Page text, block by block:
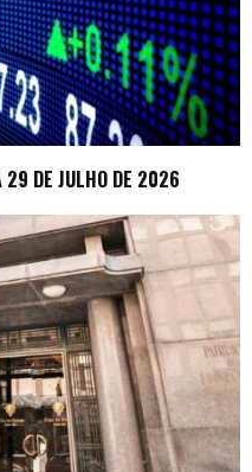
29 DE JULHO DE 2026